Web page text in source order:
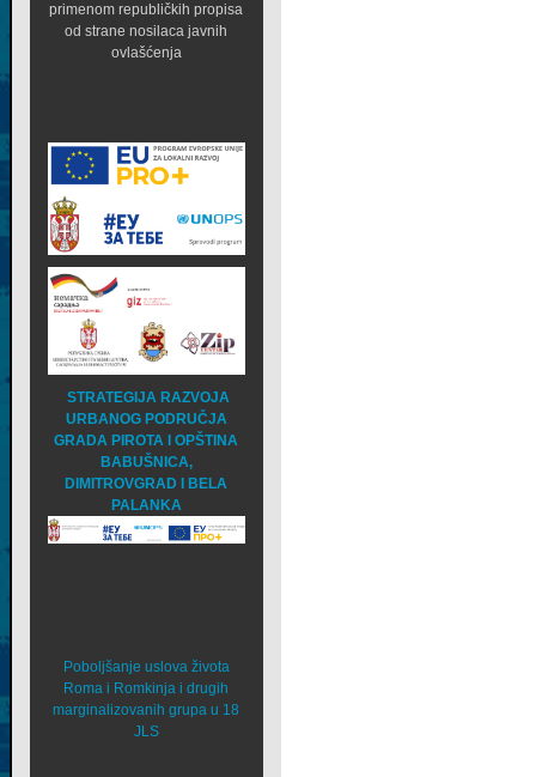
primenom republičkih propisa
od strane nosilaca javnih
ovlašćenja
STRATEGIJA RAZVOJA
URBANOG PODRUČJA
GRADA PIROTA I OPŠTINA
BABUŠNICA,
DIMITROVGRAD I BELA
PALANKA
Poboljšanje uslova života
Roma i Romkinja i drugih
marginalizovanih grupa u 18
JLS